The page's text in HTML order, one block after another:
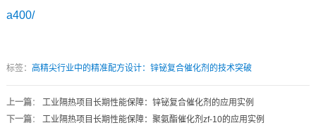
a400/
标签： 高精尖行业中的精准配方设计：锌铋复合催化剂的技术突破
上一篇： 工业隔热项目长期性能保障：锌铋复合催化剂的应用实例
下一篇： 工业隔热项目长期性能保障：聚氨酯催化剂zf-10的应用实例